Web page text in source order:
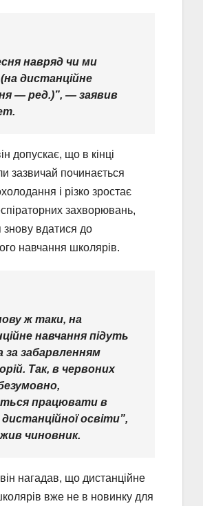
навряд чи ми
дистанційне
— ред.)”, — заявив
допускає, що в кінці
зазвичай починається
і різко зростає
захворювань,
знову вдатися до
навчання школярів.
ж таки, на
навчання підуть
за забарвленням
Так, в червоних
працювати в
освіти”,
чиновник.
нагадав, що дистанційне
вже не в новинку для